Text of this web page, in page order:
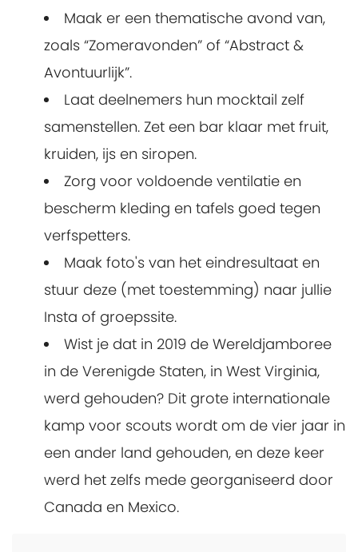
Maak er een thematische avond van,
zoals “Zomeravonden” of “Abstract &
Avontuurlijk”.
Laat deelnemers hun mocktail zelf
samenstellen. Zet een bar klaar met fruit,
kruiden, ijs en siropen.
Zorg voor voldoende ventilatie en
bescherm kleding en tafels goed tegen
verfspetters.
Maak foto's van het eindresultaat en
stuur deze (met toestemming) naar jullie
Insta of groepssite.
Wist je dat in 2019 de Wereldjamboree
in de Verenigde Staten, in West Virginia,
werd gehouden? Dit grote internationale
kamp voor scouts wordt om de vier jaar in
een ander land gehouden, en deze keer
werd het zelfs mede georganiseerd door
Canada en Mexico.